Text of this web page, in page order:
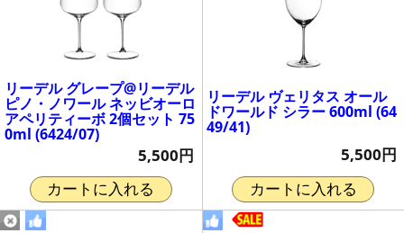
リーデル グレープ@リーデル
ピノ・ノワール ネッビオーロ
アペリティーボ 2個セット 75
0ml (6424/07)
5,500円
カートに入れる
リーデル ヴェリタス オール
ドワールド シラー 600ml (64
49/41)
5,500円
カートに入れる